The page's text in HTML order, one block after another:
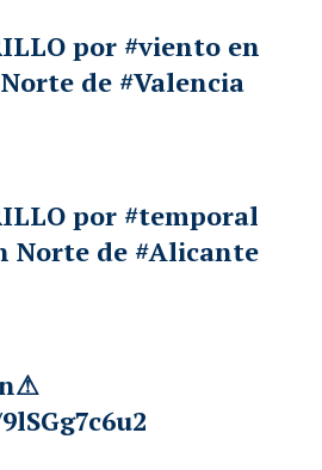
por #viento en
de #Valencia
por #temporal
Norte de #Alicante